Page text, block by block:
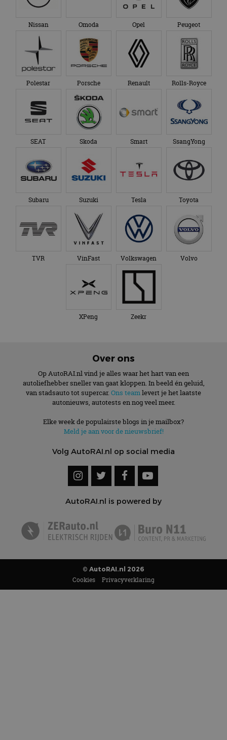
Nissan Omoda Opel Peugeot
Polestar Porsche Renault Rolls-Royce
SEAT Skoda Smart SsangYong
Subaru Suzuki Tesla Toyota
TVR VinFast Volkswagen Volvo
XPeng Zeekr
Over ons
Op AutoRAI.nl vind je alles waar het hart van een
autoliefhebber sneller van gaat kloppen. In beeld én geluid,
van stadsauto tot supercar. Ons teamlevert je het laatste
autonieuws, autotests en nog veel meer.
Elke week de populairste blogs in je mailbox?
Meld je aan voor de nieuwsbrief!
Volg AutoRAI.nl op social media
AutoRAI.nl is powered by
© AutoRAI.nl 2026
Cookies Privacyverklaring